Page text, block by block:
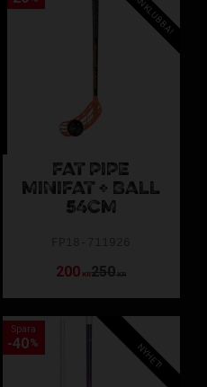
FAT PIPE
MINIFAT + BALL
54CM
200 KR250KR
BARNKLUBBA!
Spara
40% NYHET!